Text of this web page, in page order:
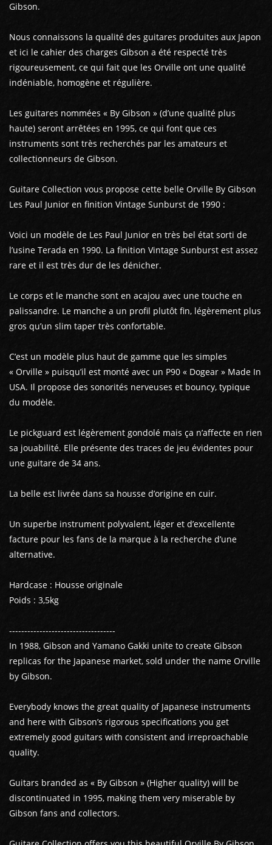
Gibson.
Nous connaissons la qualité des guitares produites aux Japon
et ici le cahier des charges Gibson a été respecté très
rigoureusement, ce qui fait que les Orville ont une qualité
indéniable, homogène et régulière.
Les guitares nommées « By Gibson » (d’une qualité plus
haute) seront arrêtées en 1995, ce qui font que ces
instruments sont très recherchés par les amateurs et
collectionneurs de Gibson.
Guitare Collection vous propose cette belle Orville By Gibson
Les Paul Junior en finition Vintage Sunburst de 1990 :
Voici un modèle de Les Paul Junior en très bel état sorti de
l’usine Terada en 1990. La finition Vintage Sunburst est assez
rare et il est très dur de les dénicher.
Le corps et le manche sont en acajou avec une touche en
palissandre. Le manche a un profil plutôt fin, légèrement plus
gros qu’un slim taper très confortable.
C’est un modèle plus haut de gamme que les simples
« Orville » puisqu’il est monté avec un P90 « Dogear » Made In
USA. Il propose des sonorités nerveuses et bouncy, typique
du modèle.
Le pickguard est légèrement gondolé mais ça n’affecte en rien
sa jouabilité. Elle présente des traces de jeu évidentes pour
une guitare de 34 ans.
La belle est livrée dans sa housse d’origine en cuir.
Un superbe instrument polyvalent, léger et d’excellente
facture pour les fans de la marque à la recherche d’une
alternative.
Hardcase : Housse originale
Poids : 3,5kg
-----------------------------------
In 1988, Gibson and Yamano Gakki unite to create Gibson
replicas for the Japanese market, sold under the name Orville
by Gibson.
Everybody knows the great quality of Japanese instruments
and here with Gibson’s rigorous specifications you get
extremely good guitars with consistent and irreproachable
quality.
Guitars branded as « By Gibson » (Higher quality) will be
discontinuated in 1995, making them very miserable by
Gibson fans and collectors.